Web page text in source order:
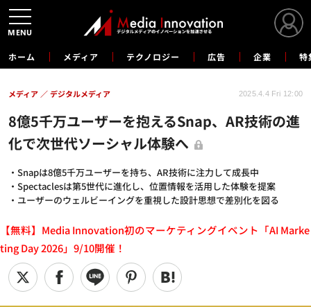
ホーム メディア テクノロジー 広告 企業 特
8億5千万ユーザーを抱えるSnap、AR技術の進
化で次世代ソーシャル体験へ
・Snapは8億5千万ユーザーを持ち、AR技術に注力して成長中
・Spectaclesは第5世代に進化し、位置情報を活用した体験を提案
・ユーザーのウェルビーイングを重視した設計思想で差別化を図る
メディア デジタルメディア 2025.4.4 Fri 12:00
【無料】Media Innovation初のマーケティングイベント「AI Marke
ting Day 2026」9/10開催！
MENU